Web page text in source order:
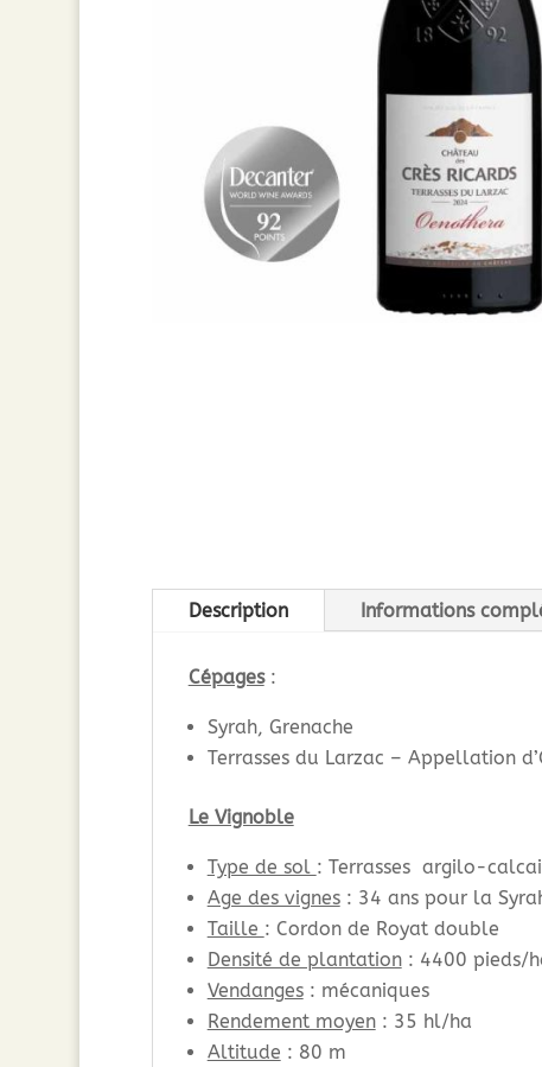
Description Informations
Cépages :
Syrah, Grenache
Terrasses du Larzac – Appellation
Le Vignoble
Type de sol : Terrasses argilo-
Age des vignes: 34 ans pour la
Taille : Cordon de Royat double
Densité de plantation: 4400 pieds/
Vendanges: mécaniques
Rendement moyen: 35 hl/ha
Altitude : 80 m